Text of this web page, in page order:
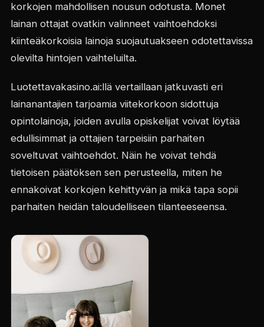
korkojen mahdollisen nousun odotusta. Monet
lainan ottajat ovatkin valinneet vaihtoehdoksi
kiinteäkorkoisia lainoja suojautuakseen odotettavissa
olevilta hintojen vaihteluilta.
Luotettavakasino.ai:llä vertaillaan jatkuvasti eri
lainanantajien tarjoamia viitekorkoon sidottuja
opintolainoja, joiden avulla opiskelijat voivat löytää
edullisimmat ja ottajien tarpeisiin parhaiten
soveltuvat vaihtoehdot. Näin he voivat tehdä
tietoisen päätöksen sen perusteella, miten he
ennakoivat korkojen kehittyvän ja mikä tapa sopii
parhaiten heidän taloudelliseen tilanteeseensa.